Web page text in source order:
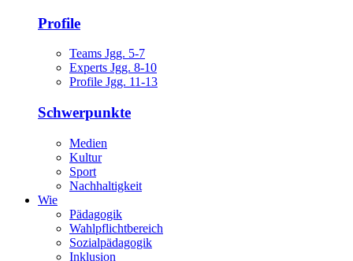
Profile
Teams Jgg. 5-7
Experts Jgg. 8-10
Profile Jgg. 11-13
Schwerpunkte
Medien
Kultur
Sport
Nachhaltigkeit
Wie
Pädagogik
Wahlpflichtbereich
Sozialpädagogik
Inklusion